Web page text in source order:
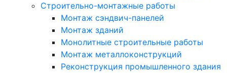
Строительно-монтажные работы
Монтаж сэндвич-панелей
Монтаж зданий
Монолитные строительные работы
Монтаж металлоконструкций
Реконструкция промышленного здания